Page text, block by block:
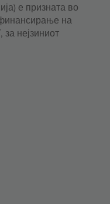
е призната во
на
нејзиниот